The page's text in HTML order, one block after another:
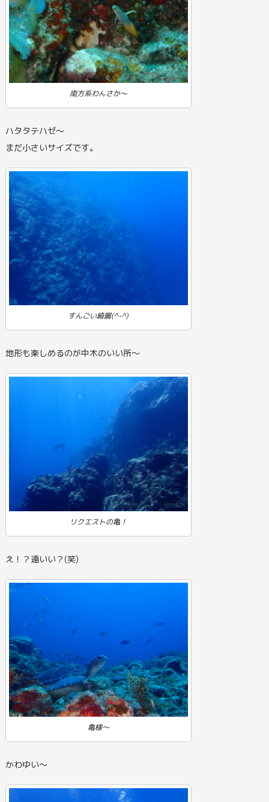
南方系わんさか～
ハタタテハゼ～
まだ小さいサイズです。
すんごい綺麗(^-^)
地形も楽しめるのが中木のいい所～
リクエストの亀！
え！？遠いい？(笑)
亀様～
かわゆい～